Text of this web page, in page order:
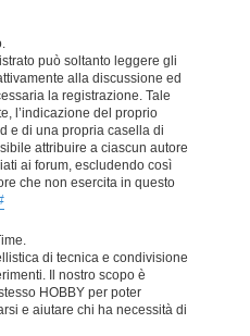
può soltanto leggere gli
alla discussione ed
la registrazione. Tale
l’indicazione del proprio
e di una propria casella di
attribuire a ciascun autore
ai forum, escludendo così
che non esercita in questo
di tecnica e condivisione
Il nostro scopo è
HOBBY per poter
e aiutare chi ha necessità di